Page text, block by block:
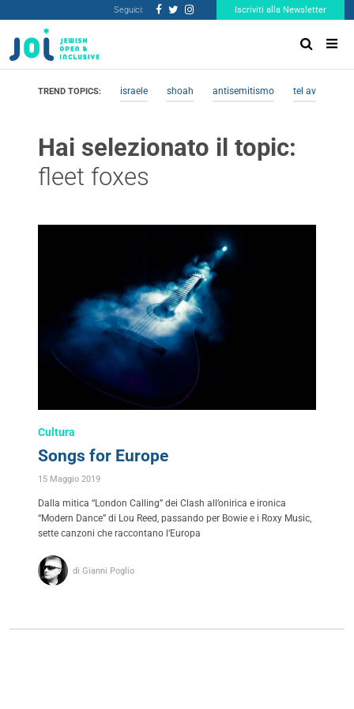
Seguici: Iscriviti alla Newsletter
TREND TOPICS: israele shoah antisemitismo tel aviv
Hai selezionato il topic:
fleet foxes
Cultura
Songs for Europe
15 Maggio 2019
Dalla mitica “London Calling” dei Clash all’onirica e ironica
“Modern Dance” di Lou Reed, passando per Bowie e i Roxy Music,
sette canzoni che raccontano l’Europa
di Gianni Poglio